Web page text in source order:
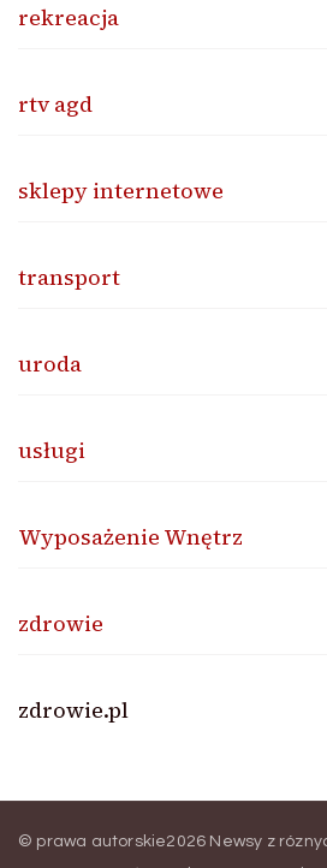
rekreacja
rtv agd
sklepy internetowe
transport
uroda
usługi
Wyposażenie Wnętrz
zdrowie
zdrowie.pl
© prawa autorskie2026 Newsy z